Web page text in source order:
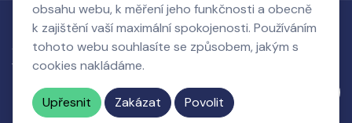
obsahu webu, k měření jeho funkčnosti a obecně
k zajištění vaší maximální spokojenosti. Používáním
tohoto webu souhlasíte se způsobem, jakým s
cookies nakládáme.
Upřesnit Zakázat Povolit
Jak to
funguje
Co získá
podnikatel
O nás,
Nastavení